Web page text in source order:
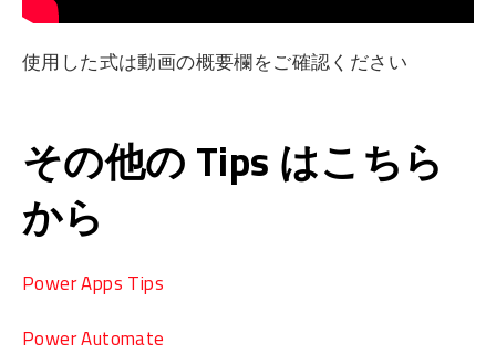
使用した式は動画の概要欄をご確認ください
その他の Tips はこちら
から
Power Apps Tips
Power Automate